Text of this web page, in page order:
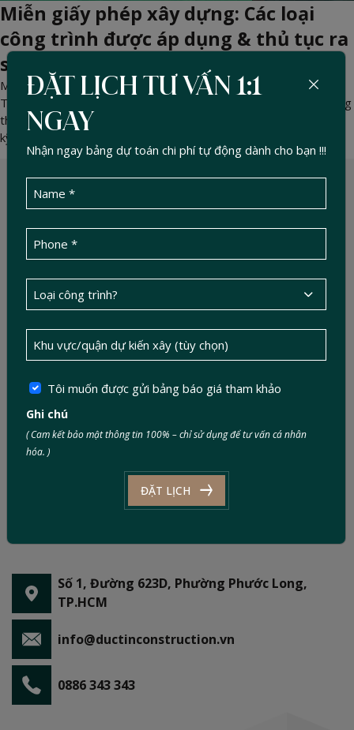
Miễn giấy phép xây dựng: Các loại
công trình được áp dụng & thủ tục ra
sao? (Cập Nhật 2026)
May 11, 2026 - DucTin Construction>Kinh nghiệm xây nhà
Tìm hiểu chi tiết các loại công trình được miễn giấy phép xây dựng
theo luật hiện hành, thủ tục thông báo khởi công và những rủi ro
kỹ thuật cần lưu ý.
Số 1, Đường 623D, Phường Phước Long,
TP.HCM
info@ductinconstruction.vn
0886 343 343
ĐẶT LỊCH TƯ VẤN 1:1
NGAY
Nhận ngay bảng dự toán chi phí tự động dành cho bạn !!!
Tôi muốn được gửi bảng báo giá tham khảo
Ghi chú
( Cam kết bảo mật thông tin 100% – chỉ sử dụng để tư vấn cá nhân
hóa. )
ĐẶT LỊCH